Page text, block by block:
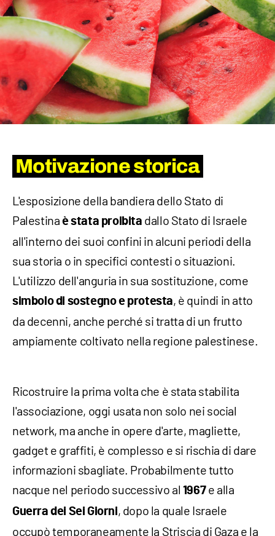
Motivazione storica
L'esposizione della bandiera dello Stato di
Palestina è stata proibita dallo Stato di Israele
all'interno dei suoi confini in alcuni periodi della
sua storia o in specifici contesti o situazioni.
L'utilizzo dell'anguria in sua sostituzione, come
simbolo di sostegno e protesta, è quindi in atto
da decenni, anche perché si tratta di un frutto
ampiamente coltivato nella regione palestinese.
Ricostruire la prima volta che è stata stabilita
l'associazione, oggi usata non solo nei social
network, ma anche in opere d'arte, magliette,
gadget e graffiti, è complesso e si rischia di dare
informazioni sbagliate. Probabilmente tutto
nacque nel periodo successivo al 1967e alla
Guerra dei Sei Giorni, dopo la quale Israele
occupò temporaneamente la Striscia di Gaza e la